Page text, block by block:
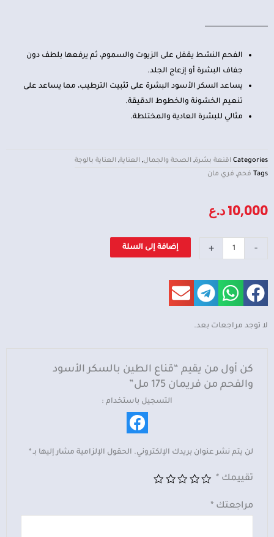
الفحم النشط يقفل على الزيوت والسموم، ثم يرفعها بلطف دون
جفاف البشرة أو إزعاج الجلد.
يساعد السكر الأسود البشرة على تثبيت الترطيب، مما يساعد على
تنعيم الخشونة والخطوط الدقيقة.
مثالي للبشرة العادية والمختلطة.
Categories اقنعة بشرة, الصحة والجمال, العناية, العناية بالوجة
Tags فحم, فري مان
10,000د.ع
-
بالسكر
الأسود
والفحم
+ إضافة إلى السلة
لا توجد مراجعات بعد.
كن أول من يقيم “قناع الطين بالسكر الأسود
والفحم من فريمان 175 مل”
التسجيل باستخدام :
لن يتم نشر عنوان بريدك الإلكتروني. الحقول الإلزامية مشار إليها بـ*
تقييمك *
مراجعتك *